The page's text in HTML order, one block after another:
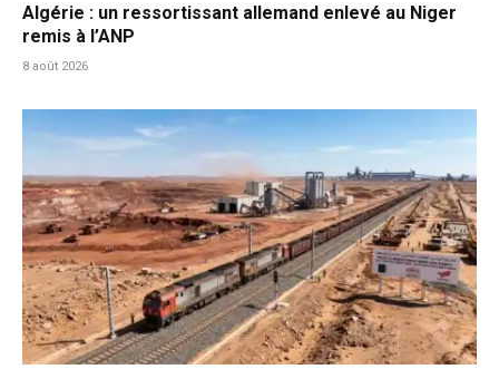
Algérie : un ressortissant allemand enlevé au Niger
remis à l’ANP
8 août 2026